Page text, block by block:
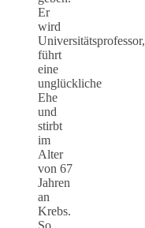
Er
wird
Universitätsprofessor,
führt
eine
unglückliche
Ehe
und
stirbt
im
Alter
von 67
Jahren
an
Krebs.
So